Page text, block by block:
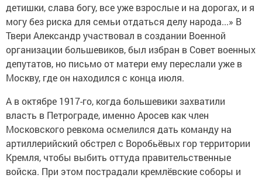
детишки, слава богу, все уже взрослые и на дорогах, и я
могу без риска для семьи отдаться делу народа...» В
Твери Александр участвовал в создании Военной
организации большевиков, был избран в Совет военных
депутатов, но письмо от матери ему переслали уже в
Москву, где он находился с конца июля.
А в октябре 1917-го, когда большевики захватили
власть в Петрограде, именно Аросев как член
Московского ревкома осмелился дать команду на
артиллерийский обстрел с Воробьёвых гор территории
Кремля, чтобы выбить оттуда правительственные
войска. При этом пострадали кремлёвские соборы и